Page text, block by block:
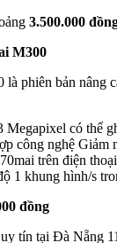
3.500.000
M300
phiên bản nâng
Megapixel có thể
công nghệ Giảm
trên điện
1 khung hình/s
đồng